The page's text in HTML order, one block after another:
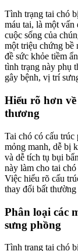
Tình trạng tai chó
máu tai, là một
cuộc sống của
một triệu chứng bề
đề sức khỏe tiềm
tình trạng này phụ
gây bệnh, vị trí
Hiểu rõ hơn
thương
Tai chó có cấu trúc
mỏng manh, dễ bị
và dễ tích tụ bụi
này làm cho tai
Việc hiểu rõ cấu
thay đổi bất thường
Phân loại các
sưng phồng
Tình trạng tai chó